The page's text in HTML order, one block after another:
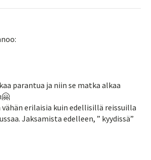
parantua ja niin se matka alkaa
erilaisia kuin edellisillä reissuilla
Jaksamista edelleen, ” kyydissä”